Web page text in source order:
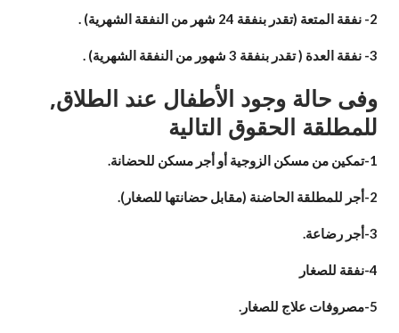
2- نفقة المتعة (تقدر بنفقة 24 شهر من النفقة الشهرية ) .
3- نفقة العدة ( تقدر بنفقة 3 شهور من النفقة الشهرية ) .
وفى حالة وجود الأطفال عند الطلاق,
للمطلقة الحقوق التالية
1- تمكين من مسكن الزوجية أو أجر مسكن للحضانة.
2- أجر للمطلقة الحاضنة (مقابل حضانتها للصغار ).
3- أجر رضاعة.
4- نفقة للصغار
5- مصروفات علاج للصغار .